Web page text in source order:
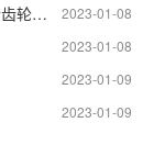
2023-01-08
内啮合齿轮泵工作原理，内啮合齿轮泵和外啮合齿轮泵的区别
2023-01-08
2023-01-09
2023-01-09